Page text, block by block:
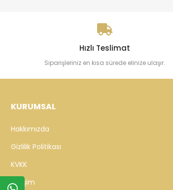
Hızlı Teslimat
Siparişleriniz en kısa sürede elinize ulaşır.
KURUMSAL
Hakkımızda
Gizlilik Politikası
KVKK
İletişim